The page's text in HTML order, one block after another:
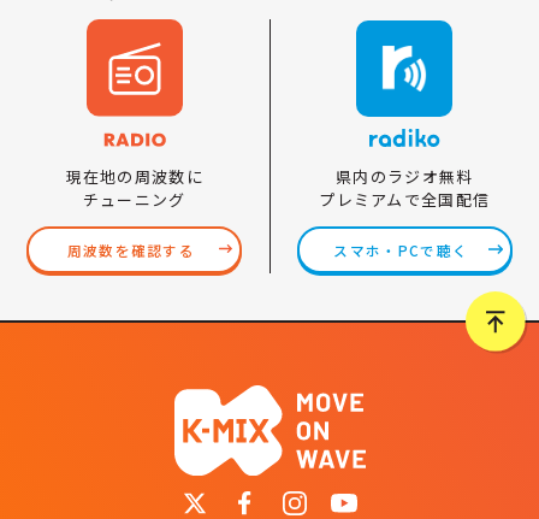
現在地の周波数に
チューニング
周波数を確認する
県内のラジオ無料
プレミアムで全国配信
スマホ・PCで聴く